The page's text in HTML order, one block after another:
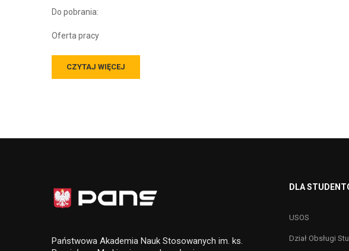
Do pobrania:
Oferta pracy
CZYTAJ WIĘCEJ
Państwowa Akademia Nauk Stosowanych im. ks.
DLA
USOS
Dział Obsługi